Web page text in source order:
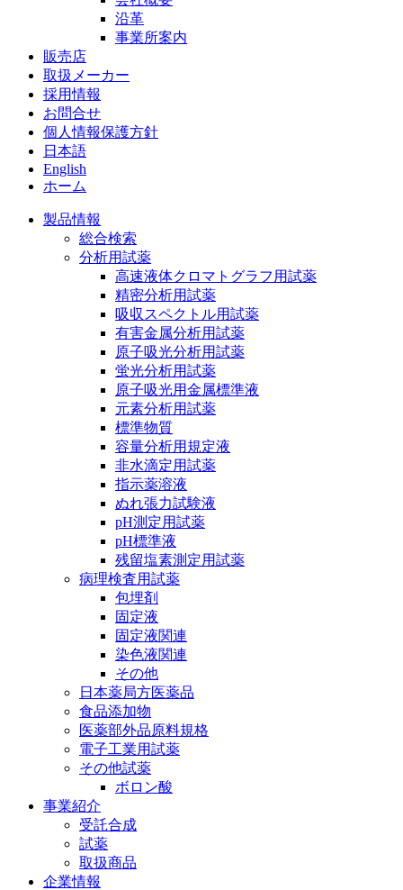
沿革
事業所案内
販売店
取扱メーカー
採用情報
お問合せ
個人情報保護方針
日本語
English
ホーム
製品情報
総合検索
分析用試薬
高速液体クロマトグラフ用試薬
精密分析用試薬
吸収スペクトル用試薬
有害金属分析用試薬
原子吸光分析用試薬
蛍光分析用試薬
原子吸光用金属標準液
元素分析用試薬
標準物質
容量分析用規定液
非水滴定用試薬
指示薬溶液
ぬれ張力試験液
pH測定用試薬
pH標準液
残留塩素測定用試薬
病理検査用試薬
包埋剤
固定液
固定液関連
染色液関連
その他
日本薬局方医薬品
食品添加物
医薬部外品原料規格
電子工業用試薬
その他試薬
ボロン酸
事業紹介
受託合成
試薬
取扱商品
企業情報